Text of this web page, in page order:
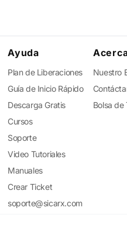
Ayuda
Plan de Liberaciones
Guía de Inicio Rápido
Descarga Gratis
Cursos
Soporte
Video Tutoriales
Manuales
Crear Ticket
soporte@sicarx.com
Nuestro
Bolsa de